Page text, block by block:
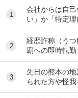
1
会社からは自
い」か「特定
体的な法律に
2
経歴詐称（う
覇への即時転勤
か？ 中途採用
3
先日の熊本の
られた方や怪
さん従業員と